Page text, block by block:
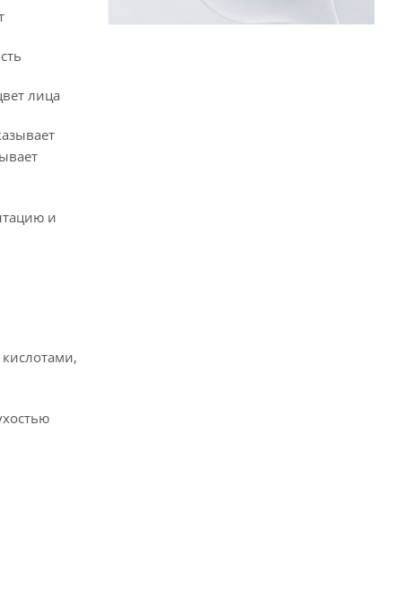
лица
и